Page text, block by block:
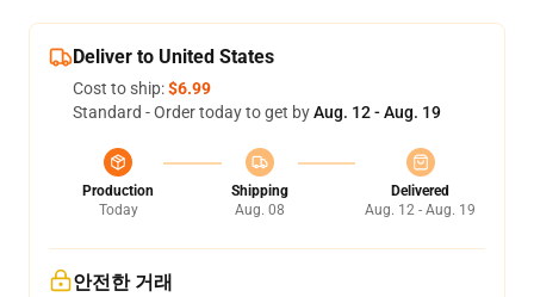
Deliver to United States
Cost to ship:$6.99
Standard - Order today to get byAug. 12 - Aug. 19
Production
Today
Shipping
Aug. 08
Delivered
Aug. 12 - Aug. 19
안전한 거래